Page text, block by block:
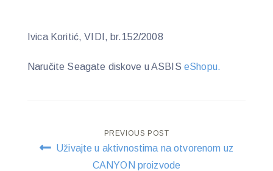
Ivica Koritić, VIDI, br.152/2008
Naručite Seagate diskove u ASBIS eShopu.
Post
navigation
PREVIOUS POST
Uživajte u aktivnostima na otvorenom uz
CANYON proizvode